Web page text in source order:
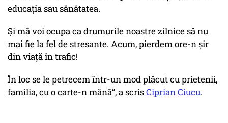
educația sau sănătatea.
Și mă voi ocupa ca drumurile noastre zilnice să nu
mai fie la fel de stresante. Acum, pierdem ore-n șir
din viață în trafic!
În loc se le petrecem într-un mod plăcut cu prietenii,
familia, cu o carte-n mână”, a scrisCiprian Ciucu.